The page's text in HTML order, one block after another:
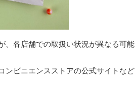
、各店舗での取扱い状況が異なる可能
ンビニエンスストアの公式サイトなど